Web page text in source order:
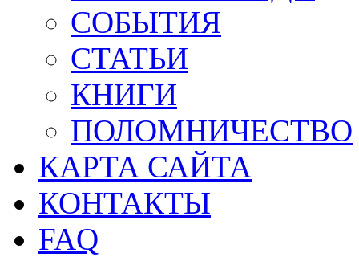
СОБЫТИЯ
СТАТЬИ
КНИГИ
ПОЛОМНИЧЕСТВО
КАРТА САЙТА
КОНТАКТЫ
FAQ